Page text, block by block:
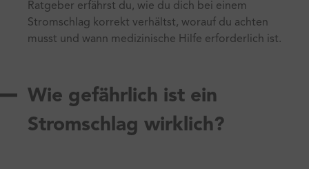
Ratgeber erfährst du, wie du dich bei einem
Stromschlag korrekt verhältst, worauf du achten
musst und wann medizinische Hilfe erforderlich ist.
Wie gefährlich ist ein
Stromschlag wirklich?